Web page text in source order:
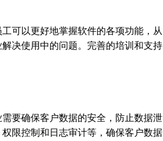
可以更好地掌握软件的各项功能，从
决使用中的问题。完善的培训和支持
要确保客户数据的安全，防止数据泄
限控制和日志审计等，确保客户数据